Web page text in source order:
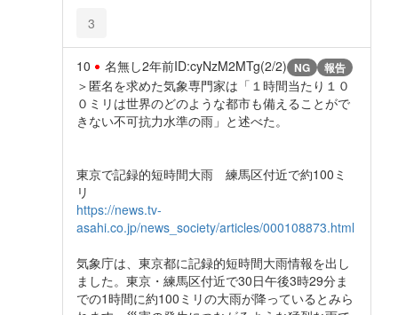
3
10 名無し2年前ID:cyNzM2MTg(2/2) NG 報告
＞匿名を求めた気象専門家は「１時間当たり１０
０ミリは世界のどのような都市も備えることがで
きない不可抗力水準の雨」と述べた。
東京で記録的短時間大雨 練馬区付近で約100ミ
リ
https://news.tv-
asahi.co.jp/news_society/articles/000108873.html
気象庁は、東京都に記録的短時間大雨情報を出し
ました。東京・練馬区付近で30日午後3時29分ま
での1時間に約100ミリの大雨が降っているとみら